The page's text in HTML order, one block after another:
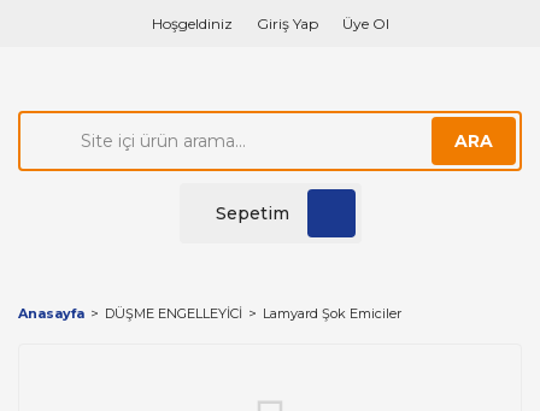
Hoşgeldiniz Giriş Yap Üye Ol
ARA
Sepetim
Anasayfa DÜŞME ENGELLEYİCİ Lamyard Şok Emiciler